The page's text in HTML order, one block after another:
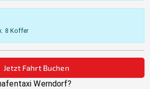
8 Koffer
Jetzt Fahrt Buchen
Werndorf?